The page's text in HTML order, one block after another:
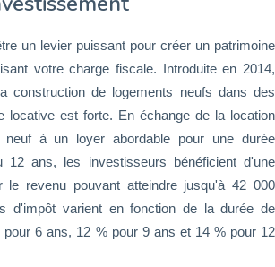
un levier puissant pour créer un patrimoine
votre charge fiscale. Introduite en 2014,
construction de logements neufs dans des
locative est forte. En échange de la location
neuf à un loyer abordable pour une durée
ans, les investisseurs bénéficient d'une
le revenu pouvant atteindre jusqu'à 42 000
d'impôt varient en fonction de la durée de
pour 6 ans, 12 % pour 9 ans et 14 % pour 12